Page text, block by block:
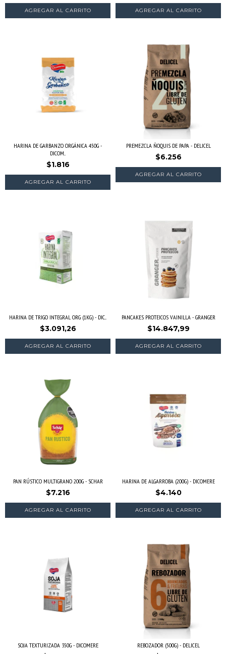
HARINA DE GARBANZO ORGÁNICA 450G -
DICOM...
$1.816
PREMEZCLA ÑOQUIS DE PAPA - DELICEL
$6.256
HARINA DE TRIGO INTEGRAL ORG (1KG) - DIC...
$3.091,26
PANCAKES PROTEICOS VAINILLA - GRANGER
$14.847,99
PAN RÚSTICO MULTIGRANO 200G - SCHAR
$7.216
HARINA DE ALGARROBA (200G) - DICOMERE
$4.140
SOJA TEXTURIZADA 350G - DICOMERE REBOZADOR (500G) - DELICEL